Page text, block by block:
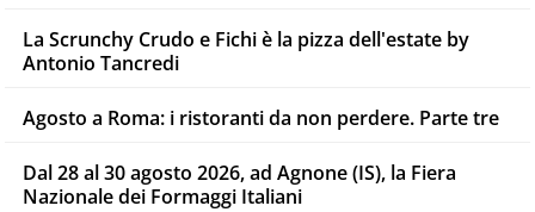
La Scrunchy Crudo e Fichi è la pizza dell'estate by
Antonio Tancredi
Agosto a Roma: i ristoranti da non perdere. Parte tre
Dal 28 al 30 agosto 2026, ad Agnone (IS), la Fiera
Nazionale dei Formaggi Italiani